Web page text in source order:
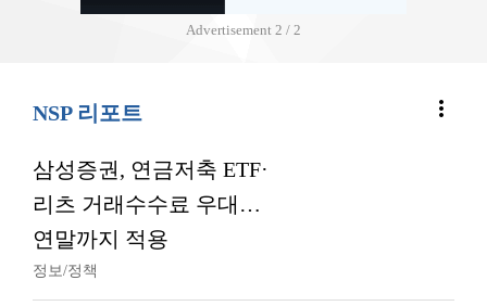
Advertisement 2 / 2
NSP 리포트 more_vert
삼성증권, 연금저축 ETF·
리츠 거래수수료 우대…
연말까지 적용
정보/정책